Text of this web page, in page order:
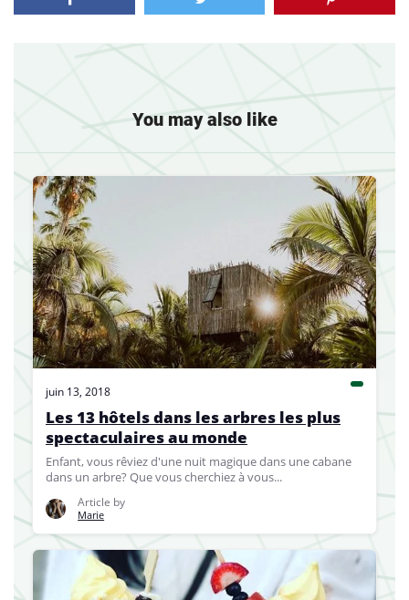
You may also like
juin 13, 2018
Les 13 hôtels dans les arbres les plus
spectaculaires au monde
Enfant, vous rêviez d'une nuit magique dans une cabane
dans un arbre? Que vous cherchiez à vous...
Article by
Marie